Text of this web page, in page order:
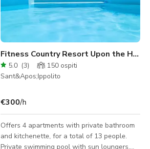
Fitness Country Resort Upon the Hills of Central Italia
5.0 (3) 150 ospiti
Sant&Apos;Ippolito
€300/h
Offers 4 apartments with private bathroom
and kitchenette, for a total of 13 people.
Private swimming pool with sun loungers,